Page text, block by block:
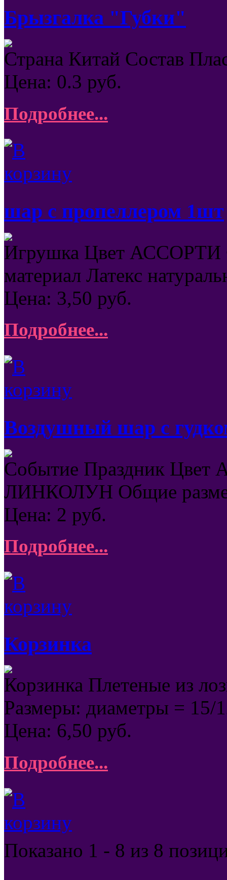
Брызгалка "Губки"
Страна Китай Состав
Цена: 0.3 руб.
Подробнее...
шар с пропеллером 1шт
Игрушка Цвет
материал Латекс
Цена: 3,50 руб.
Подробнее...
Воздушный шар с
Событие Праздник
ЛИНКОЛУН Общие
Цена: 2 руб.
Подробнее...
Корзинка
Корзинка Плетеные из
Размеры: диаметры = 15/
Цена: 6,50 руб.
Подробнее...
Показано 1 - 8 из 8